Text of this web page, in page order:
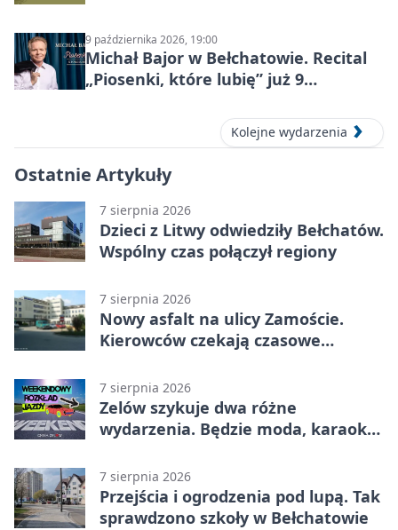
9 października 2026, 19:00
Michał Bajor w Bełchatowie. Recital
„Piosenki, które lubię” już 9
Kolejne wydarzenia
Ostatnie Artykuły
7 sierpnia 2026
Dzieci z Litwy odwiedziły Bełchatów.
Wspólny czas połączył regiony
7 sierpnia 2026
Nowy asfalt na ulicy Zamoście.
Kierowców czekają czasowe
7 sierpnia 2026
Zelów szykuje dwa różne
wydarzenia. Będzie moda, karaoke
7 sierpnia 2026
Przejścia i ogrodzenia pod lupą. Tak
sprawdzono szkoły w Bełchatowie